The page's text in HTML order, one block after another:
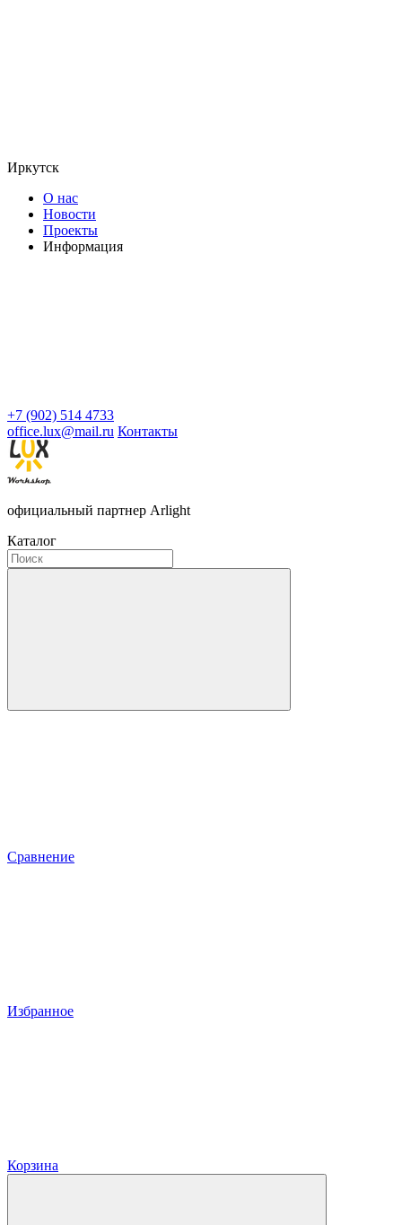
Иркутск
О нас
Новости
Проекты
Информация
+7 (902) 514 4733
office.lux@mail.ru Контакты
официальный партнер Arlight
Каталог
Сравнение
Избранное
Корзина